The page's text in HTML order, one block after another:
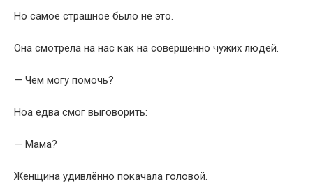
Но самое страшное было не это.
Она смотрела на нас как на совершенно чужих людей.
— Чем могу помочь?
Ноа едва смог выговорить:
— Мама?
Женщина удивлённо покачала головой.